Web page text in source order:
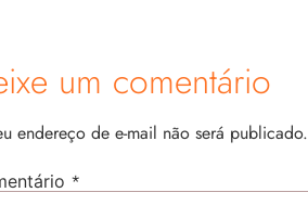
um comentário
endereço de e-mail não será publicado.
*